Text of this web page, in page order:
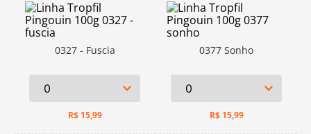
0327 - Fuscia
R$ 15,99
0377 Sonho
R$ 15,99